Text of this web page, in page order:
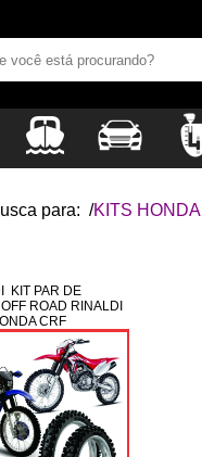
para: /KITS HONDA
KIT PAR DE
ROAD RINALDI
CRF